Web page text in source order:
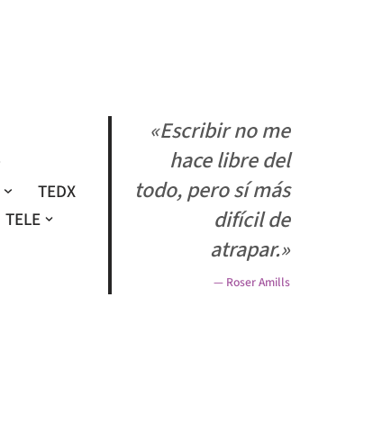
TEDX
TELE
«Escribir no me
hace libre del
todo, pero sí más
difícil de
atrapar.»
— Roser Amills